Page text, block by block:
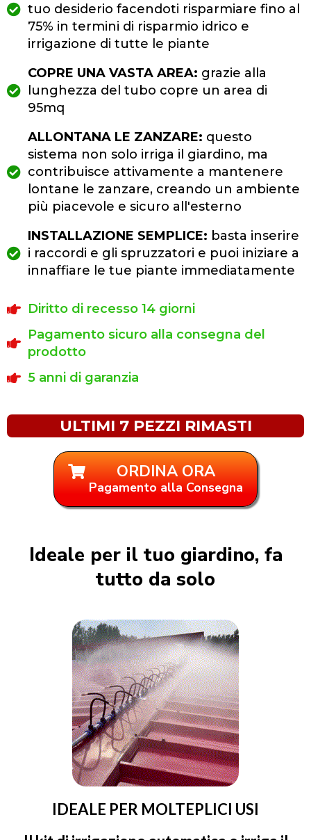
tuo desiderio facendoti risparmiare fino al
75% in termini di risparmio idrico e
irrigazione di tutte le piante
COPRE UNA VASTA AREA: grazie alla
lunghezza del tubo copre un area di
95mq
ALLONTANA LE ZANZARE: questo
sistema non solo irriga il giardino, ma
contribuisce attivamente a mantenere
lontane le zanzare, creando un ambiente
più piacevole e sicuro all'esterno
INSTALLAZIONE SEMPLICE: basta inserire
i raccordi e gli spruzzatori e puoi iniziare a
innaffiare le tue piante immediatamente
Diritto di recesso 14 giorni
Pagamento sicuro alla consegna del
prodotto
5 anni di garanzia
ULTIMI 7 PEZZI RIMASTI
ORDINA ORA
Pagamento alla Consegna
Ideale per il tuo giardino, fa
tutto da solo
IDEALE PER MOLTEPLICI USI